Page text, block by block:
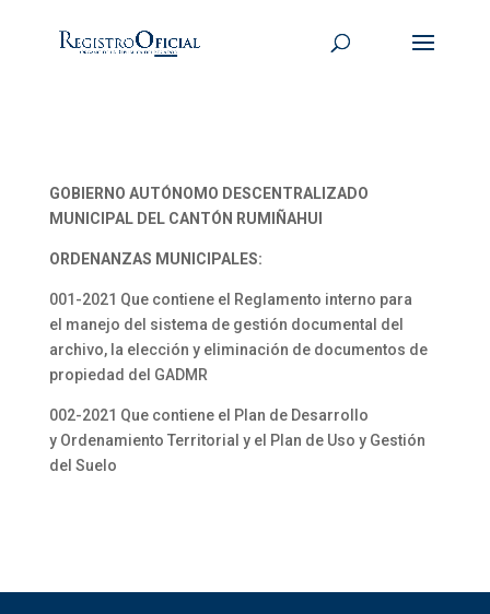
GOBIERNO AUTÓNOMO DESCENTRALIZADO
MUNICIPAL DEL CANTÓN RUMIÑAHUI
ORDENANZAS MUNICIPALES:
001-2021 Que contiene el Reglamento interno para
el manejo del sistema de gestión documental del
archivo, la elección y eliminación de documentos de
propiedad del GADMR
002-2021 Que contiene el Plan de Desarrollo
y Ordenamiento Territorial y el Plan de Uso y Gestión
del Suelo